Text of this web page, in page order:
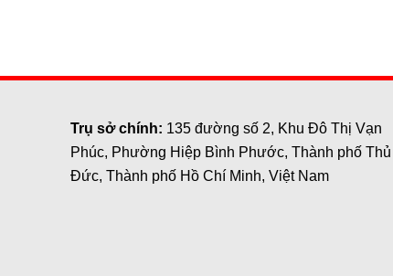
Trụ sở chính: 135 đường số 2, Khu Đô Thị Vạn
Phúc, Phường Hiệp Bình Phước, Thành phố Thủ
Đức, Thành phố Hồ Chí Minh, Việt Nam